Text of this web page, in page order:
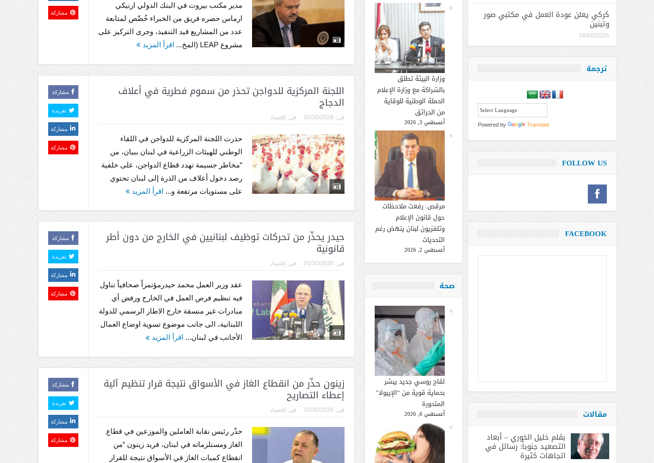
مدير مكتب بيروت في البنك الدولي ارنيكي
ارماس حضره فريق من الخبراء خُصِّص لمتابعة
عدد من المشاريع قيد التنفيذ، وجرى التركيز على
مشروع LEAP (المخ...
اقرأ المزيد
مشاركة
اللجنة المركزية للدواجن تحذر من سموم فطرية في أعلاف
الدجاج
فى: 01/30/2026 فى: إقتصاد
حذرت اللجنة المركزية للدواجن في اللقاء
الوطني للهيئات الزراعية في لبنان ببيان، من
“مخاطر جسيمة تهدد قطاع الدواجن، على خلفية
رصد دخول أعلاف من الذرة إلى لبنان تحتوي
على مستويات مرتفعة و... اقرأ المزيد
مشاركة
تغريدة
مشاركة
مشاركة
حيدر يحذّر من تحركات توظيف لبنانيين في الخارج من دون أطر
قانونية
فى: 01/30/2026 فى: إقتصاد
عقد وزير العمل محمد حيدرمؤتمراً صحافياً تناول
فيه تنظيم فرص العمل في الخارج ورفض أي
مبادرات غير منسقة خارج الاطار الرسمي للدولة
اللبنانية، الى جانب موضوع تسوية اوضاع العمال
الأجانب في لبنان... اقرأ المزيد
مشاركة
تغريدة
مشاركة
مشاركة
زينون حذّر من انقطاع الغاز في الأسواق نتيجة قرار تنظيم آلية
إعطاء التصاريح
فى: 01/30/2026 فى: إقتصاد
حذّر رئيس نقابة العاملين والموزعين في قطاع
الغاز ومستلزماته في لبنان، فريد زينون “من
انقطاع كميات الغاز في الأسواق نتيجة للقرار
مشاركة
تغريدة
مشاركة
مشاركة
وزارة البيئة تطلق
بالشراكة مع وزارة الإعلام
الحملة الوطنية للوقاية
من الحرائق
أغسطس 3, 2026
مرقص: رفعت ملاحظات
حول قانون الإعلام
وتلفزيون لبنان ينهض رغم
التحديات
أغسطس 2, 2026
صحة
لقاح روسي جديد يبشر
بحماية قوية من “الإيبولا”
المتحورة
أغسطس 6, 2026
كركي يعلن عودة العمل في مكتبي صور
وتبنين
08/06/2026
ترجمة
Powered by Translate
FOLLOW US
FACEBOOK
مقالات
بقلم خليل الخوري – أبعاد
التصعيد جنوباً: رسائل في
اتجاهات كثيرة